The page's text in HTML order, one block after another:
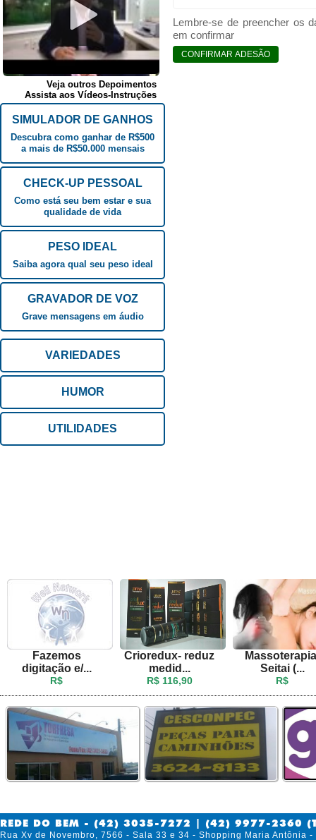
Veja outros Depoimentos
Assista aos Vídeos-Instruções
SIMULADOR DE GANHOS
Descubra como ganhar de R$500
a mais de R$50.000 mensais
CHECK-UP PESSOAL
Como está seu bem estar e sua
qualidade de vida
PESO IDEAL
Saiba agora qual seu peso ideal
GRAVADOR DE VOZ
Grave mensagens em áudio
VARIEDADES
HUMOR
UTILIDADES
Lembre-se de preencher os
em confirmar
Fazemos
digitação e/...
R$
Crioredux- reduz
medid...
R$ 116,90
Seitai (...
R$
REDE DO BEM - (42) 3035-7272 | (42) 9977-2360
Rua Xv de Novembro, 7566 - Sala 33 e 34 - Shopping Maria Antônia -